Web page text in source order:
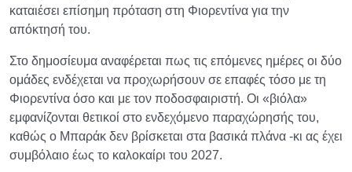
καταιέσει επίσημη πρόταση στη Φιορεντίνα για την
απόκτησή του.
Στο δημοσίευμα αναφέρεται πως τις επόμενες ημέρες οι δύο
ομάδες ενδέχεται να προχωρήσουν σε επαφές τόσο με τη
Φιορεντίνα όσο και με τον ποδοσφαιριστή. Οι «βιόλα»
εμφανίζονται θετικοί στο ενδεχόμενο παραχώρησής του,
καθώς ο Μπαράκ δεν βρίσκεται στα βασικά πλάνα -κι ας έχει
συμβόλαιο έως το καλοκαίρι του 2027.